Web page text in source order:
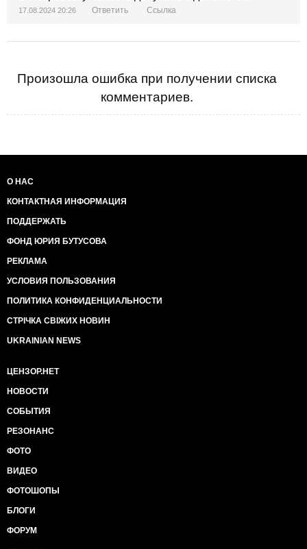
17.08.2024 20:26 Ответить Ссылка
Произошла ошибка при получении списка
комментариев.
О НАС
КОНТАКТНАЯ ИНФОРМАЦИЯ
ПОДДЕРЖАТЬ
ФОНД ЮРИЯ БУТУСОВА
РЕКЛАМА
УСЛОВИЯ ПОЛЬЗОВАНИЯ
ПОЛИТИКА КОНФИДЕНЦИАЛЬНОСТИ
СТРІЧКА СВІЖИХ НОВИН
UKRAINIAN NEWS
ЦЕНЗОР.НЕТ
НОВОСТИ
СОБЫТИЯ
РЕЗОНАНС
ФОТО
ВИДЕО
ФОТОШОПЫ
БЛОГИ
ФОРУМ